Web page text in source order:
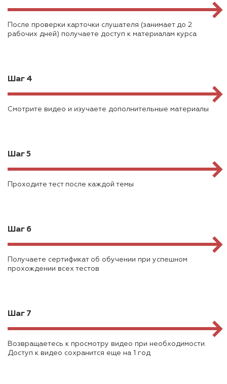
После проверки карточки слушателя (занимает до 2
рабочих дней) получаете доступ к материалам курса
Шаг 4
Смотрите видео и изучаете дополнительные материалы
Шаг 5
Проходите тест после каждой темы
Шаг 6
Получаете сертификат об обучении при успешном
прохождении всех тестов
Шаг 7
Возвращаетесь к просмотру видео при необходимости.
Доступ к видео сохранится еще на 1 год